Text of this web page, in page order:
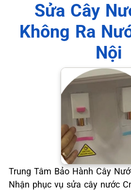
Sửa Cây
Không Ra
Nội
Trung Tâm Bảo Hành Cây
Nhận phục vụ sửa cây nước